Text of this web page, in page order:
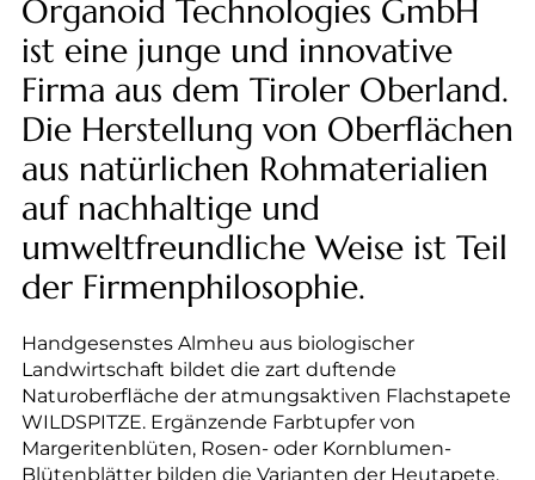
--
Organoid Technologies GmbH
ist eine junge und innovative
Firma aus dem Tiroler Oberland.
Die Herstellung von Oberflächen
aus natürlichen Rohmaterialien
auf nachhaltige und
umweltfreundliche Weise ist Teil
der Firmenphilosophie.
Handgesenstes Almheu aus biologischer
Landwirtschaft bildet die zart duftende
Naturoberfläche der atmungsaktiven Flachstapete
WILDSPITZE. Ergänzende Farbtupfer von
Margeritenblüten, Rosen- oder Kornblumen-
Blütenblätter bilden die Varianten der Heutapete.